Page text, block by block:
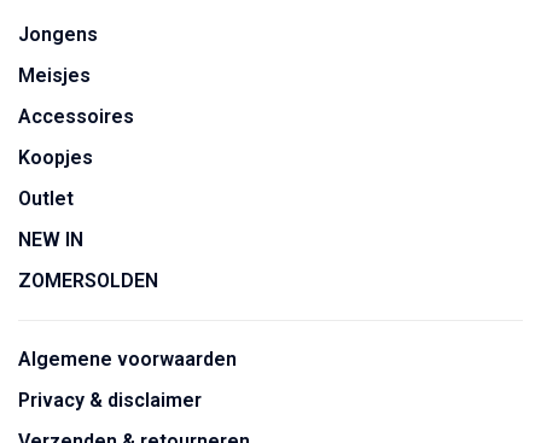
Jongens
Meisjes
Accessoires
Koopjes
Outlet
NEW IN
ZOMERSOLDEN
Algemene voorwaarden
Privacy & disclaimer